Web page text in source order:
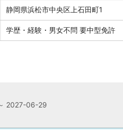
静岡県浜松市中央区上石田町1
学歴・経験・男女不問 要中型免許
2027-06-29